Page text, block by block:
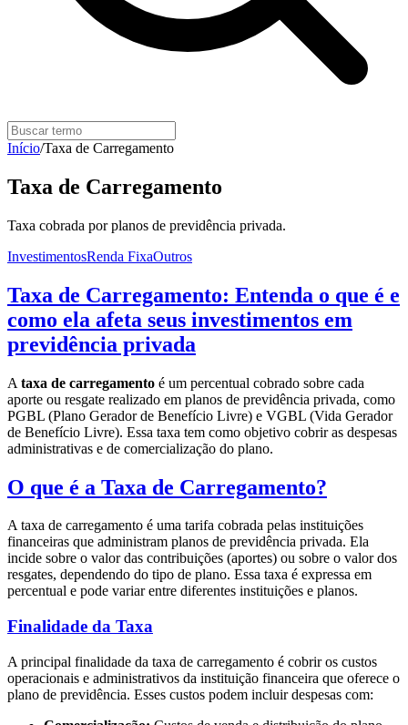
Início/Taxa de Carregamento
Taxa de Carregamento
Taxa cobrada por planos de previdência privada.
InvestimentosRenda FixaOutros
Taxa de Carregamento: Entenda o que é e
como ela afeta seus investimentos em
previdência privada
A taxa de carregamento é um percentual cobrado sobre cada
aporte ou resgate realizado em planos de previdência privada, como
PGBL (Plano Gerador de Benefício Livre) e VGBL (Vida Gerador
de Benefício Livre). Essa taxa tem como objetivo cobrir as despesas
administrativas e de comercialização do plano.
O que é a Taxa de Carregamento?
A taxa de carregamento é uma tarifa cobrada pelas instituições
financeiras que administram planos de previdência privada. Ela
incide sobre o valor das contribuições (aportes) ou sobre o valor dos
resgates, dependendo do tipo de plano. Essa taxa é expressa em
percentual e pode variar entre diferentes instituições e planos.
Finalidade da Taxa
A principal finalidade da taxa de carregamento é cobrir os custos
operacionais e administrativos da instituição financeira que oferece o
plano de previdência. Esses custos podem incluir despesas com: